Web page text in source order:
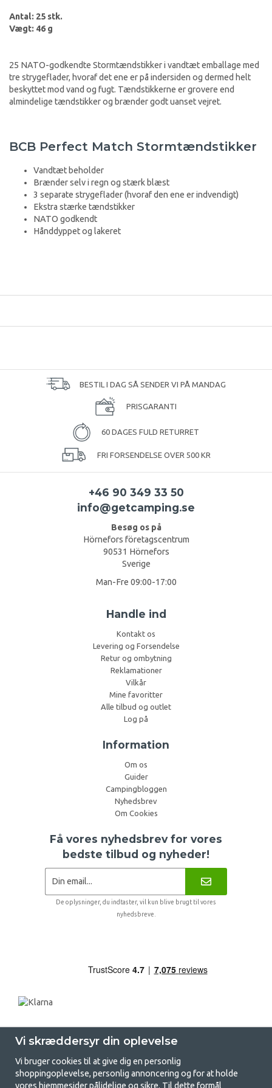
Antal: 25 stk.
Vægt: 46 g
25 NATO-godkendte Stormtændstikker i vandtæt emballage med
tre strygeflader, hvoraf det ene er på indersiden og dermed helt
beskyttet mod vand og fugt. Tændstikkerne er grovere end
almindelige tændstikker og brænder godt uanset vejret.
BCB Perfect Match Stormtændstikker
Vandtæt beholder
Brænder selv i regn og stærk blæst
3 separate strygeflader (hvoraf den ene er indvendigt)
Ekstra stærke tændstikker
NATO godkendt
Hånddyppet og lakeret
BESTIL I DAG SÅ SENDER VI PÅ MANDAG
PRISGARANTI
60 DAGES FULD RETURRET
FRI FORSENDELSE OVER 500 KR
+46 90 349 33 50
info@getcamping.se
Besøg os på
Hörnefors företagscentrum
90531 Hörnefors
Sverige
Man-Fre 09:00-17:00
Handle ind
Kontakt os
Levering og Forsendelse
Retur og ombytning
Reklamationer
Vilkår
Mine favoritter
Alle tilbud og outlet
Log på
Information
Om os
Guider
Campingbloggen
Nyhedsbrev
Om Cookies
Få vores nyhedsbrev for vores
bedste tilbud og nyheder!
De oplysninger, du indtaster, vil kun blive brugt til vores
nyhedsbreve.
Vi skræddersyr din oplevelse
Vi bruger cookies til at give dig en personlig
shoppingoplevelse, personlig annoncering og for at holde
vores hjemmesider pålidelige og sikre. Til dette formål